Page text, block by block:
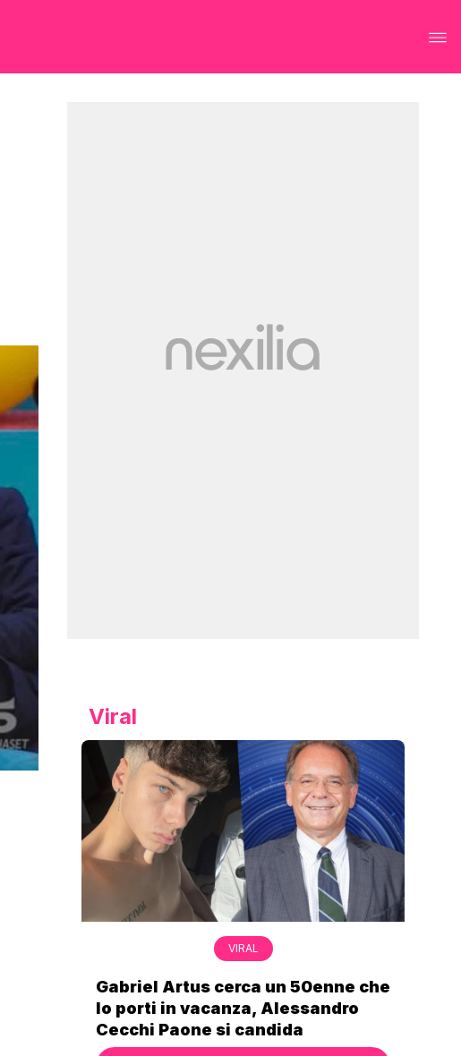
Viral
VIRAL
Nonna Silvi è legata alla storia del
Mostro di Firenze: “Ho visto il
secchio pieno di sangue”